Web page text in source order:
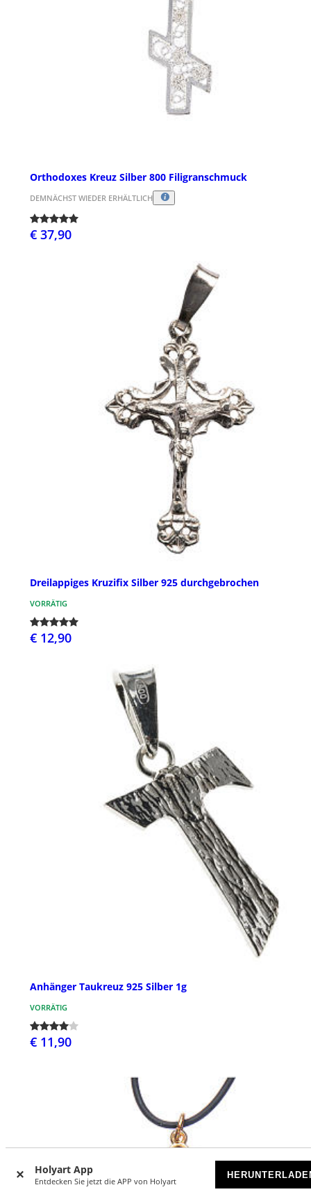
Holyart App
Entdecken Sie jetzt die APP von Holyart
Orthodoxes Kreuz Silber 800 Filigranschmuck
DEMNÄCHST WIEDER ERHÄLTLICH
€ 37,90
Dreilappiges Kruzifix Silber 925 durchgebrochen
VORRÄTIG
€ 12,90
Anhänger Taukreuz 925 Silber 1g
VORRÄTIG
€ 11,90